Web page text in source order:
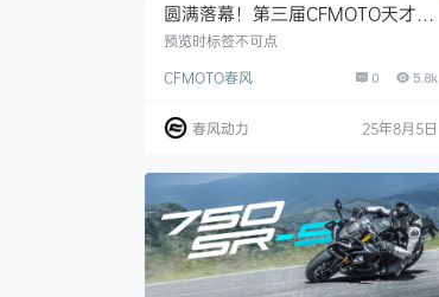
圆满落幕！第三届CFMOTO天才杯
厦门收官！
预览时标签不可点
CFMOTO春风
0 5.8k
春风动力 25年8月5日